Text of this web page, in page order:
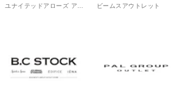
OUTLET
ユナイテッドアローズ アウ
ビームスアウトレット